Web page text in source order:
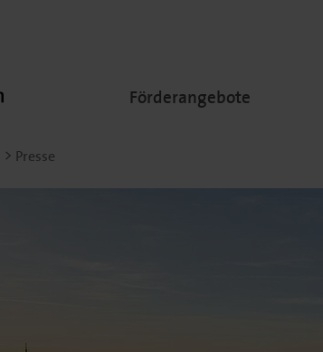
Förderangebote
Presse